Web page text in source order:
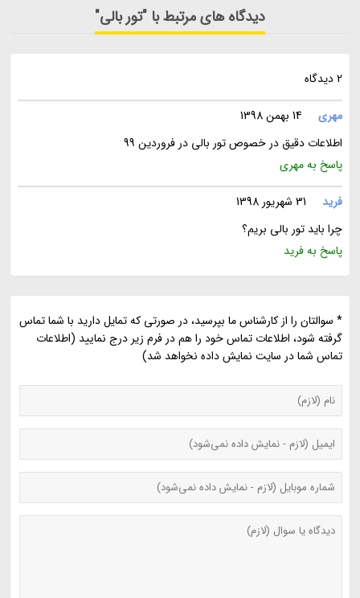
دیدگاه های مرتبط با "تور بالی"
2 دیدگاه
مهری
14 بهمن 1398
اطلاعات دقیق در خصوص تور بالی در فروردین 99
پاسخ به مهری
فرید
31 شهریور 1398
چرا باید تور بالی بریم؟
پاسخ به فرید
* سوالتان را از کارشناس ما بپرسید، در صورتی که تمایل دارید با شما تماس
گرفته شود، اطلاعات تماس خود را هم در فرم زیر درج نمایید (اطلاعات
تماس شما در سایت نمایش داده نخواهد شد)